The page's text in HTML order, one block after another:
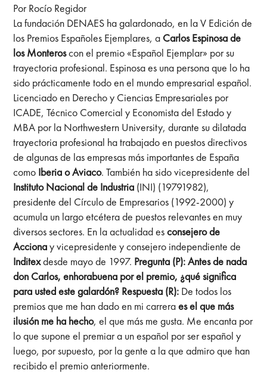
Por Rocío Regidor
La fundación DENAES ha galardonado, en la V Edición de
los Premios Españoles Ejemplares, a Carlos Espinosa de
los Monteroscon el premio «Español Ejemplar» por su
trayectoria profesional. Espinosa es una persona que lo ha
sido prácticamente todo en el mundo empresarial español.
Licenciado en Derecho y Ciencias Empresariales por
ICADE, Técnico Comercial y Economista del Estado y
MBA por la Northwestern University, durante su dilatada
trayectoria profesional ha trabajado en puestos directivos
de algunas de las empresas más importantes de España
como Iberia o Aviaco. También ha sido vicepresidente del
Instituto Nacional de Industria (INI) (19791982),
presidente del Círculo de Empresarios (1992-2000) y
acumula un largo etcétera de puestos relevantes en muy
diversos sectores. En la actualidad esconsejero de
Accionay vicepresidente y consejero independiente de
Inditexdesde mayo de 1997. Pregunta (P): Antes de nada
don Carlos, enhorabuena por el premio, ¿qué significa
para usted este galardón? Respuesta (R): De todos los
premios que me han dado en mi carreraes el que más
ilusión me ha hecho, el que más me gusta. Me encanta por
lo que supone el premiar a un español por ser español y
luego, por supuesto, por la gente a la que admiro que han
recibido el premio anteriormente.